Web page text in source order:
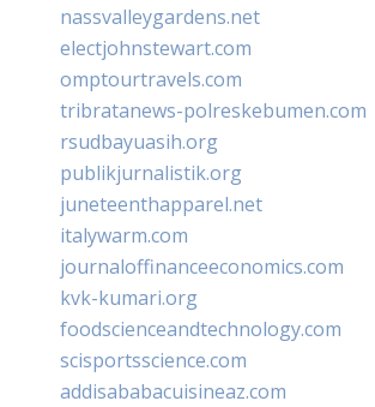
nassvalleygardens.net
electjohnstewart.com
omptourtravels.com
tribratanews-polreskebumen.com
rsudbayuasih.org
publikjurnalistik.org
juneteenthapparel.net
italywarm.com
journaloffinanceeconomics.com
kvk-kumari.org
foodscienceandtechnology.com
scisportsscience.com
addisababacuisineaz.com